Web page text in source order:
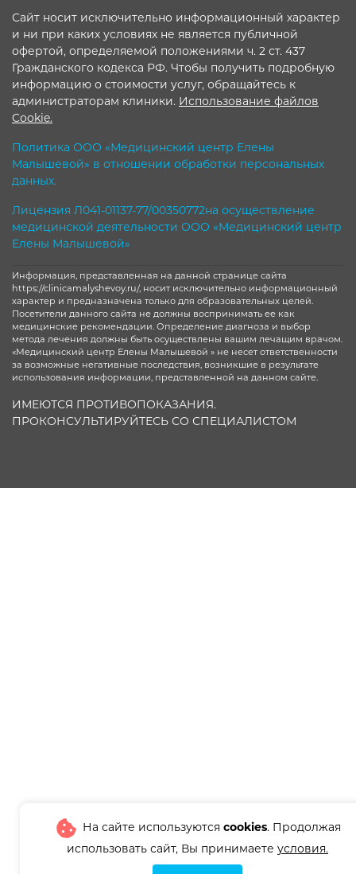
Сайт носит исключительно информационный характер
и ни при каких условиях не является публичной
офертой, определяемой положениями ч. 2 ст. 437
Гражданского кодекса РФ. Чтобы получить подробную
информацию о стоимости услуг, обращайтесь к
администраторам клиники. Использование файлов
Cookie.
Политика ООО «Медицинский центр Елены
Малышевой» в отношении обработки персональных
данных.
Лицензия Л041-01137-77/00350772на осуществление
медицинской деятельности ООО «Медицинский центр
Елены Малышевой»
Информация, представленная на данной странице сайта
https://clinicamalyshevoy.ru/, носит исключительно информационный
характер и предназначена только для образовательных целей.
Посетители данного сайта не должны воспринимать ее как
медицинские рекомендации. Определение диагноза и выбор
метода лечения должны быть осуществлены вашим лечащим врачом.
«Медицинский центр Елены Малышевой » не несет ответственности
за возможные негативные последствия, возникшие в результате
использования информации, представленной на данном сайте.
ИМЕЮТСЯ ПРОТИВОПОКАЗАНИЯ.
ПРОКОНСУЛЬТИРУЙТЕСЬ СО СПЕЦИАЛИСТОМ
На сайте используютсяcookies. Продолжая
использовать сайт, Вы принимаете условия.